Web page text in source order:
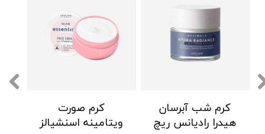
کرم صورت
ویتامینه اسنشیالز
کرم شب آبرسان
هیدرا رادیانس ریچ